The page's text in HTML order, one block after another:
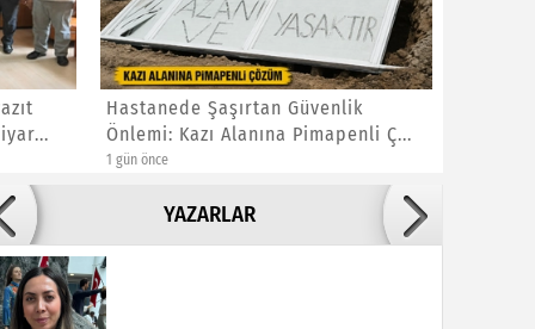
Hastanede Şaşırtan Güvenlik
Önlemi: Kazı Alanına Pimapenli Ç...
1 gün önce
YAZARLAR
Bu Şehrin Ortasında Çürüyen Bir Yapı Var